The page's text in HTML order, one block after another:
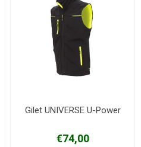
Gilet UNIVERSE U-Power
€74,00